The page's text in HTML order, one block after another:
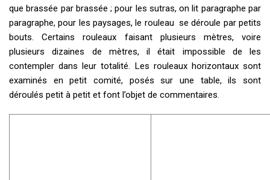
que brassée par brassée ; pour les sutras, on lit paragraphe par
paragraphe, pour les paysages, le rouleau se déroule par petits
bouts. Certains rouleaux faisant plusieurs mètres, voire
plusieurs dizaines de mètres, il était impossible de les
contempler dans leur totalité. Les rouleaux horizontaux sont
examinés en petit comité, posés sur une table, ils sont
déroulés petit à petit et font l’objet de commentaires.